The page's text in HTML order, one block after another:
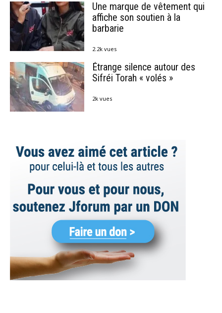
Une marque de vêtement qui
affiche son soutien à la
barbarie
2.2k vues
Étrange silence autour des
Sifréi Torah « volés »
2k vues